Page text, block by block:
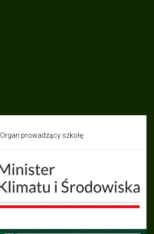
Organ prowadzący szkołę